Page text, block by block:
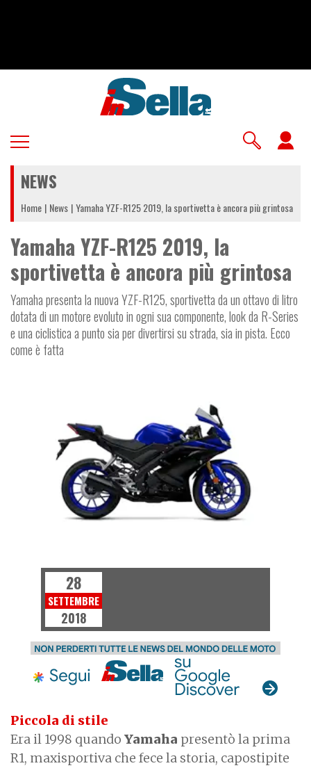
NEWS
Home News Yamaha YZF-R125 2019, la sportivetta è ancora più grintosa
Yamaha YZF-R125 2019, la
sportivetta è ancora più grintosa
Yamaha presenta la nuova YZF-R125, sportivetta da un ottavo di litro
dotata di un motore evoluto in ogni sua componente, look da R-Series
e una ciclistica a punto sia per divertirsi su strada, sia in pista. Ecco
come è fatta
Piccola di stile
Era il 1998 quando Yamaha presentò la prima
R1, maxisportiva che fece la storia, capostipite
28
SETTEMBRE
2018